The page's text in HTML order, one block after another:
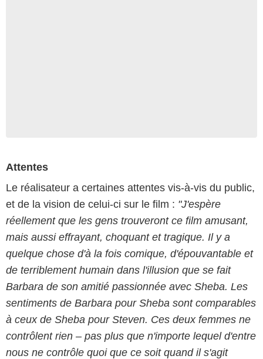
Attentes
Le réalisateur a certaines attentes vis-à-vis du public,
et de la vision de celui-ci sur le film : "J'espère
réellement que les gens trouveront ce film amusant,
mais aussi effrayant, choquant et tragique. Il y a
quelque chose d'à la fois comique, d'épouvantable et
de terriblement humain dans l'illusion que se fait
Barbara de son amitié passionnée avec Sheba. Les
sentiments de Barbara pour Sheba sont comparables
à ceux de Sheba pour Steven. Ces deux femmes ne
contrôlent rien – pas plus que n'importe lequel d'entre
nous ne contrôle quoi que ce soit quand il s'agit